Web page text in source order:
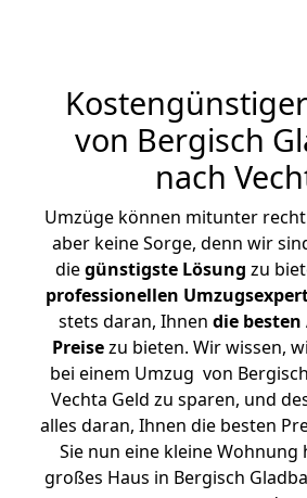
von Bergisch
nach
Umzüge können mitunter
aber keine Sorge, denn wir
diegünstigste Lösung zu
professionellen
stets daran, Ihnen die
Preisezu bieten. Wir wissen,
bei einem Umzug von
Vechta Geld zu sparen, und
alles daran, Ihnen die besten
Sie nun eine kleine Wohnung
großes Haus in Bergisch